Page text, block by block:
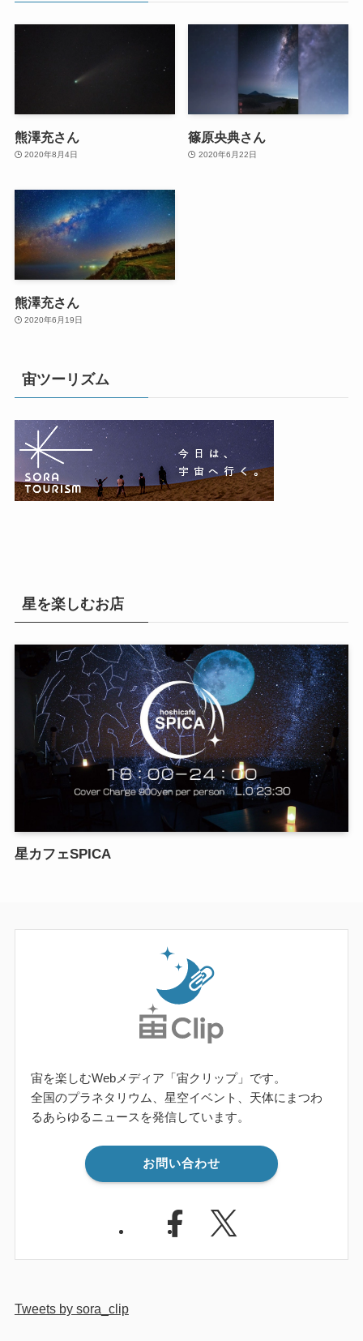
熊澤充さん
2020年8月4日
篠原央典さん
2020年6月22日
熊澤充さん
2020年6月19日
宙ツーリズム
星を楽しむお店
星カフェSPICA
宙を楽しむWebメディア「宙クリップ」です。
全国のプラネタリウム、星空イベント、天体にまつわ
るあらゆるニュースを発信しています。
お問い合わせ
Tweets by sora_clip